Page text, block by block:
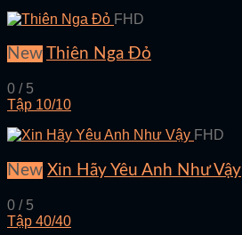
FHD
New Thiên Nga Đỏ
0 / 5
Tập 10/10
FHD
New Xin Hãy Yêu Anh Như Vậy
0 / 5
Tập 40/40